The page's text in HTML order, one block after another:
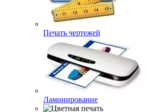
Печать чертежей
Ламинирование